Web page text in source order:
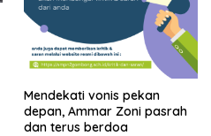
Mendekati vonis pekan
depan, Ammar Zoni pasrah
dan terus berdoa